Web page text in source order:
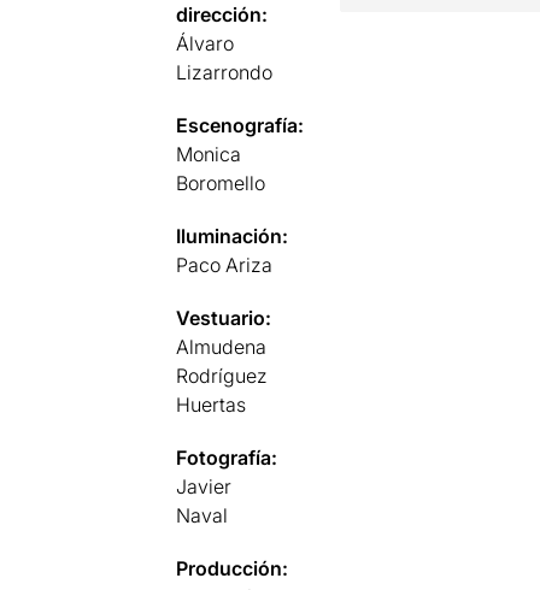
dirección:
Álvaro
Lizarrondo
Escenografía:
Monica
Boromello
Iluminación:
Paco Ariza
Vestuario:
Almudena
Rodríguez
Huertas
Fotografía:
Javier
Naval
Producción: